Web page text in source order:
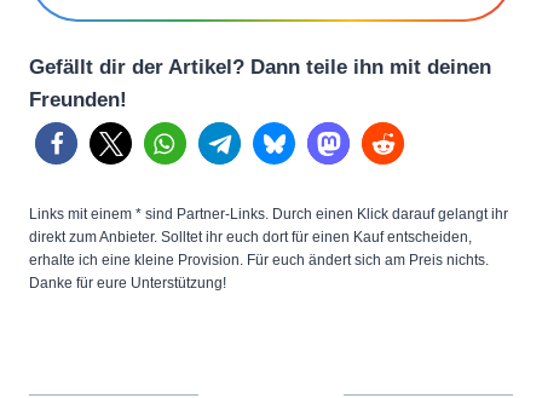
Gefällt dir der Artikel? Dann teile ihn mit deinen
Freunden!
Links mit einem * sind Partner-Links. Durch einen Klick darauf gelangt ihr
direkt zum Anbieter. Solltet ihr euch dort für einen Kauf entscheiden,
erhalte ich eine kleine Provision. Für euch ändert sich am Preis nichts.
Danke für eure Unterstützung!